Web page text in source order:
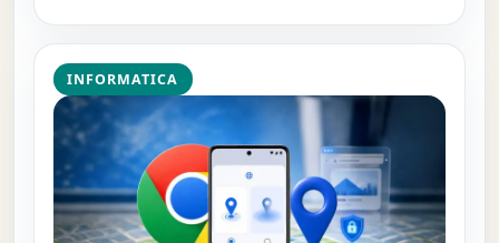
INFORMATICA